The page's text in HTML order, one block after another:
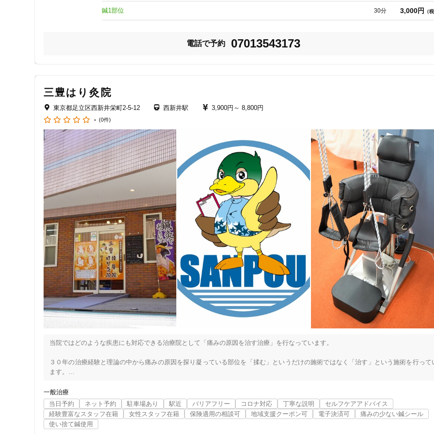
クレカ可
鍼1部位 30分 3,000円 （
電話で予約 07013543173
三豊はり灸院
東京都足立区西新井栄町2-5-12 西新井駅 3,900円～ 8,800円
- (0件)
当院ではどのような疾患にも対応できる治療院として「痛みの原因を治す治療」を行なっています。
３０年の治療経験と理論の中から痛みの原因を探り凝っている部位を「揉む」というだけの施術ではなく「治す」という施術を行って
ます。
その為「痛みの原因が分かるまで」しっかり問診を行い患者さんの体の現状を模型などを使って具体的に分かりやすく説明しこれから
のような治療を続ければ改善が見込めるかをお伝えします。
当院でお出ししている治療方針は患者さんお一人お一人で全て異なりますので治療内容の組み合わせは１００通り以上あります。
一般治療
当日予約
ネット予約 駐車場あり 駅近 バリアフリー コロナ対応 丁寧な説明
セルフケアアドバイス
経験豊富なスタッフ在籍
女性スタッフ在籍 保険適用の相談可 地域支援クーポン可 電子決済可
痛みの少ない鍼シール
使い捨て鍼使用